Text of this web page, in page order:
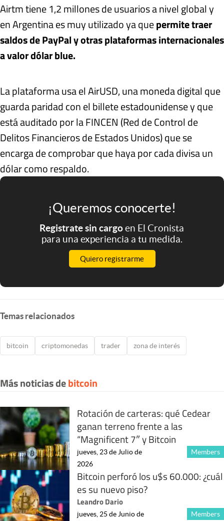
Airtm tiene 1,2 millones de usuarios a nivel global y
en Argentina es muy utilizado ya quepermite traer
saldos de PayPal y otras plataformas internacionales
a valor dólar blue.
La plataforma usa el AirUSD, una moneda digital que
guarda paridad con el billete estadounidense y que
está auditado por la FINCEN (Red de Control de
Delitos Financieros de Estados Unidos) que se
encarga de comprobar que haya por cada divisa un
dólar como respaldo.
¡Queremos conocerte!
Registrate sin cargoen El Cronista
para una experiencia a tu medida.
Quiero registrarme
Temas relacionados
bitcoin criptomonedas trader zona de interés
Más noticias debitcoin
Rotación de carteras: qué Cedear
ganan terreno frente a las
“Magnificent 7″ y Bitcoin
Members
jueves, 23 de Julio de
2026
Bitcoin perforó los u$s 60.000: ¿cuál
es su nuevo piso?
Leandro Dario
Members
jueves, 25 de Junio de